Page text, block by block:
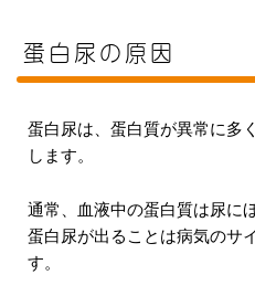
蛋白尿の原因
蛋白尿は、蛋白質が異常に多
します。
通常、血液中の蛋白質は尿に
蛋白尿が出ることは病気のサ
す。